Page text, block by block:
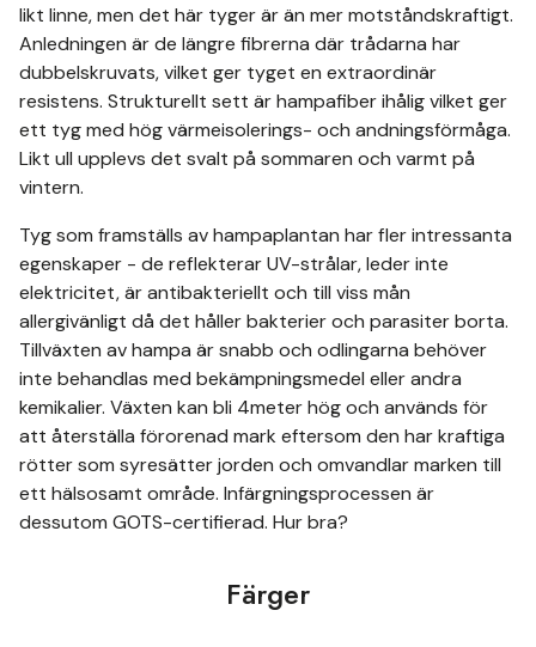
likt linne, men det här tyger är än mer motståndskraftigt.
Anledningen är de längre fibrerna där trådarna har
dubbelskruvats, vilket ger tyget en extraordinär
resistens. Strukturellt sett är hampafiber ihålig vilket ger
ett tyg med hög värmeisolerings- och andningsförmåga.
Likt ull upplevs det svalt på sommaren och varmt på
vintern.
Tyg som framställs av hampaplantan har fler intressanta
egenskaper - de reflekterar UV-strålar, leder inte
elektricitet, är antibakteriellt och till viss mån
allergivänligt då det håller bakterier och parasiter borta.
Tillväxten av hampa är snabb och odlingarna behöver
inte behandlas med bekämpningsmedel eller andra
kemikalier. Växten kan bli 4meter hög och används för
att återställa förorenad mark eftersom den har kraftiga
rötter som syresätter jorden och omvandlar marken till
ett hälsosamt område. Infärgningsprocessen är
dessutom GOTS-certifierad. Hur bra?
Färger